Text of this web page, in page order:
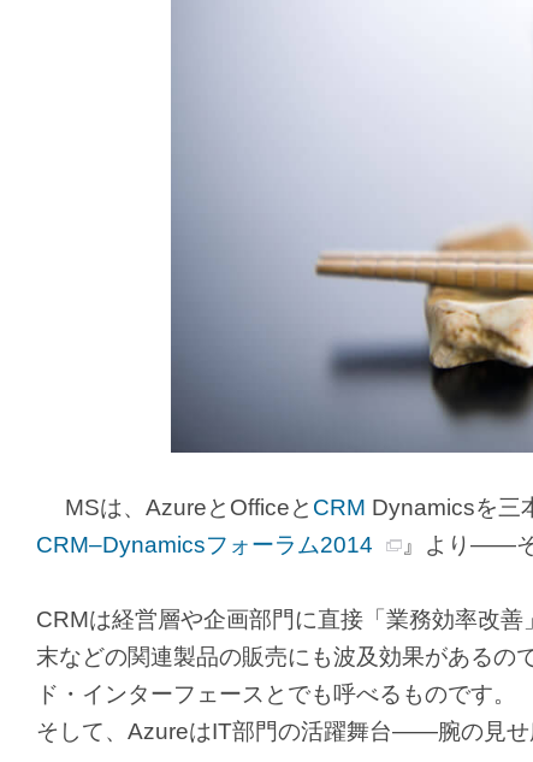
MSは、AzureとOfficeと CRM Dynamicsを
CRM–Dynamicsフォーラム2014
』より――そ
CRMは経営層や企画部門に直接「業務効率改
末などの関連製品の販売にも波及効果があるの
ド・インターフェースとでも呼べるものです。
そして、AzureはIT部門の活躍舞台――腕の見せ